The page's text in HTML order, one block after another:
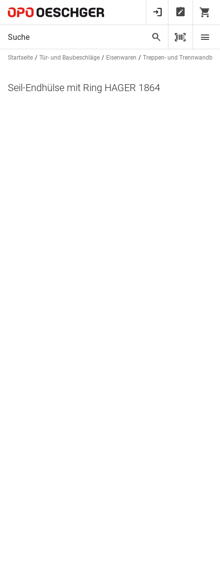
Startseite Tür- und Baubeschläge Eisenwaren Treppen- und
Seil-Endhülse mit Ring HAGER 1864